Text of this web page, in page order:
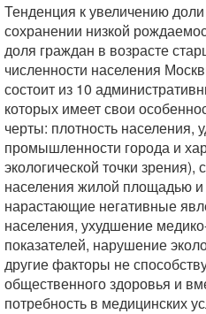
Тенденция к увеличению
сохранении низкой
доля граждан в возрасте
численности населения
состоит из 10
которых имеет свои
черты: плотность населения,
промышленности города и
экологической точки зрения),
населения жилой площадью и
нарастающие негативные
населения, ухудшение
показателей, нарушение
другие факторы не
общественного здоровья и
потребность в медицинских